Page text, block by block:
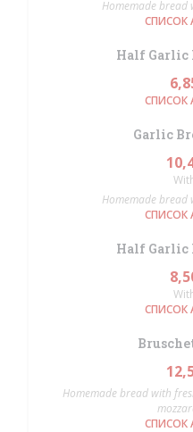
Homemade
СПИСОК
Half Garlic
СПИСОК
Garlic
Homemade
СПИСОК
Half Garlic
СПИСОК
Homemade bread with
СПИСОК